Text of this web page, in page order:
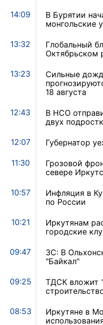
14:09
В Бурятии
монгольские
13:32
Глобальный
Октябрьском
13:23
Сильные
18 августа
12:43
В НСО
двух
12:07 Губернатор
11:30
Грозовой
севере
10:57
Инфляция в
по России
10:21
Иркутянам
городские
09:47
ЗС: В
"Байкал"
09:25
ТДСК вложит
08:53
Иркутяне в